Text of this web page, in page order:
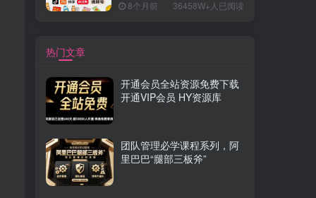
8个月前 36458W+人已阅读
热门文章
开通会员全站资源免费下载
开通VIP会员 HY资源库
团队管理必学课程系列，阿
里巴巴“腿部三板斧”